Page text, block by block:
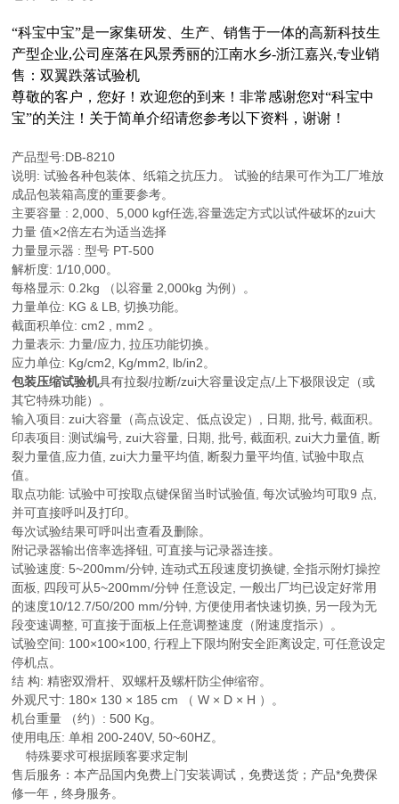
“科宝中宝”是一家集研发、生产、销售于一体的高新科技生
产型企业,公司座落在风景秀丽的江南水乡-浙江嘉兴,专业销
售：双翼跌落试验机
尊敬的客户，您好！欢迎您的到来！非常感谢您对“科宝中
宝”的关注！关于简单介绍请您参考以下资料，谢谢！
产品型号:DB-8210
说明: 试验各种包装体、纸箱之抗压力。 试验的结果可作为工厂堆放
成品包装箱高度的重要参考。
主要容量 : 2,000、5,000 kgf任选,容量选定方式以试件破坏的zui大
力量 值×2倍左右为适当选择
力量显示器 : 型号 PT-500
解析度: 1/10,000。
每格显示: 0.2kg （以容量 2,000kg 为例）。
力量单位: KG & LB, 切换功能。
截面积单位: cm2 , mm2 。
力量表示: 力量/应力, 拉压功能切换。
应力单位: Kg/cm2, Kg/mm2, lb/in2。
包装压缩试验机具有拉裂/拉断/zui大容量设定点/上下极限设定（或
其它特殊功能）。
输入项目: zui大容量（高点设定、低点设定）, 日期, 批号, 截面积。
印表项目: 测试编号, zui大容量, 日期, 批号, 截面积, zui大力量值, 断
裂力量值,应力值, zui大力量平均值, 断裂力量平均值, 试验中取点
值。
取点功能: 试验中可按取点键保留当时试验值, 每次试验均可取9 点,
并可直接呼叫及打印。
每次试验结果可呼叫出查看及删除。
附记录器输出倍率选择钮, 可直接与记录器连接。
试验速度: 5~200mm/分钟, 连动式五段速度切换键, 全指示附灯操控
面板, 四段可从5~200mm/分钟 任意设定, 一般出厂均已设定好常用
的速度10/12.7/50/200 mm/分钟, 方便使用者快速切换, 另一段为无
段变速调整, 可直接于面板上任意调整速度（附速度指示）。
试验空间: 100×100×100, 行程上下限均附安全距离设定, 可任意设定
停机点。
结 构: 精密双滑杆、双螺杆及螺杆防尘伸缩帘。
外观尺寸: 180× 130 × 185 cm （ W × D × H ）。
机台重量 （约）: 500 Kg。
使用电压: 单相 200-240V, 50~60HZ。
特殊要求可根据顾客要求定制
售后服务：本产品国内免费上门安装调试，免费送货；产品*免费保
修一年，终身服务。